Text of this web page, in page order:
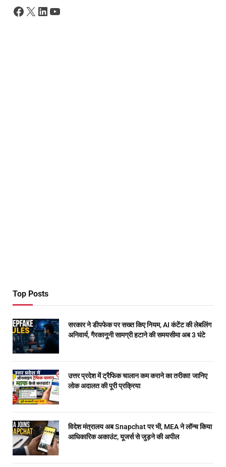
Facebook
X LinkedIn
YouTube
Top Posts
सरकार ने डीपफेक पर सख्त किए नियम, AI कंटेंट की लेबलिंग
अनिवार्य, गैरकानूनी सामग्री हटाने की समयसीमा अब 3 घंटे
उत्तर प्रदेश में ट्रैफिक चालान कम कराने का तरीका! जानिए
लोक अदालत की पूरी प्रक्रिया
विदेश मंत्रालय अब Snapchat पर भी, MEA ने लॉन्च किया
आधिकारिक अकाउंट, यूजर्स से जुड़ने की अपील